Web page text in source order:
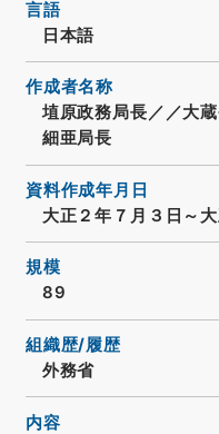
言語
日本語
作成者名称
埴原政務局長／／大
細亜局長
資料作成年月日
大正２年７月３日～
規模
89
組織歴/履歴
外務省
内容